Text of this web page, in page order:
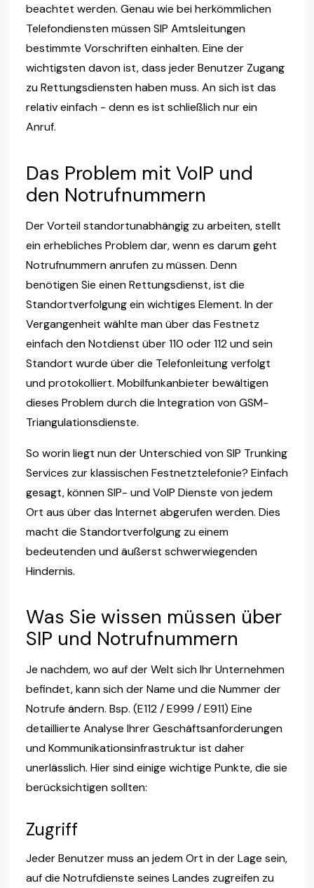
beachtet werden. Genau wie bei herkömmlichen
Telefondiensten müssen SIP Amtsleitungen
bestimmte Vorschriften einhalten. Eine der
wichtigsten davon ist, dass jeder Benutzer Zugang
zu Rettungsdiensten haben muss. An sich ist das
relativ einfach - denn es ist schließlich nur ein
Anruf.
Das Problem mit VoIP und
den Notrufnummern
Der Vorteil standortunabhängig zu arbeiten, stellt
ein erhebliches Problem dar, wenn es darum geht
Notrufnummern anrufen zu müssen. Denn
benötigen Sie einen Rettungsdienst, ist die
Standortverfolgung ein wichtiges Element. In der
Vergangenheit wählte man über das Festnetz
einfach den Notdienst über 110 oder 112 und sein
Standort wurde über die Telefonleitung verfolgt
und protokolliert. Mobilfunkanbieter bewältigen
dieses Problem durch die Integration von GSM-
Triangulationsdienste.
So worin liegt nun der Unterschied von SIP Trunking
Services zur klassischen Festnetztelefonie? Einfach
gesagt, können SIP- und VoIP Dienste von jedem
Ort aus über das Internet abgerufen werden. Dies
macht die Standortverfolgung zu einem
bedeutenden und äußerst schwerwiegenden
Hindernis.
Was Sie wissen müssen über
SIP und Notrufnummern
Je nachdem, wo auf der Welt sich Ihr Unternehmen
befindet, kann sich der Name und die Nummer der
Notrufe ändern. Bsp. (E112 / E999 / E911) Eine
detaillierte Analyse Ihrer Geschäftsanforderungen
und Kommunikationsinfrastruktur ist daher
unerlässlich. Hier sind einige wichtige Punkte, die sie
berücksichtigen sollten:
Zugriff
Jeder Benutzer muss an jedem Ort in der Lage sein,
auf die Notrufdienste seines Landes zugreifen zu